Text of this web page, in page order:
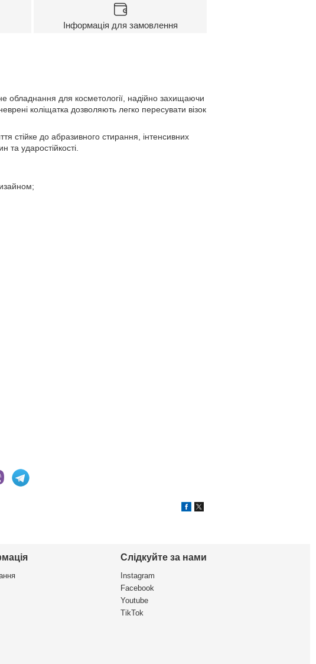
Інформація для замовлення
обладнання для косметології, надійно захищаючи
коліщатка дозволяють легко пересувати візок
стійке до абразивного стирання, інтенсивних
та ударостійкості.
Слідкуйте за нами
Instagram
Facebook
Youtube
TikTok